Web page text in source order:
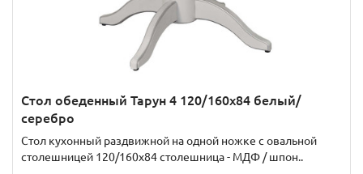
Стол обеденный Тарун 4 120/160х84 белый/
серебро
Стол кухонный раздвижной на одной ножке с овальной
столешницей 120/160х84 столешница - МДФ / шпон..